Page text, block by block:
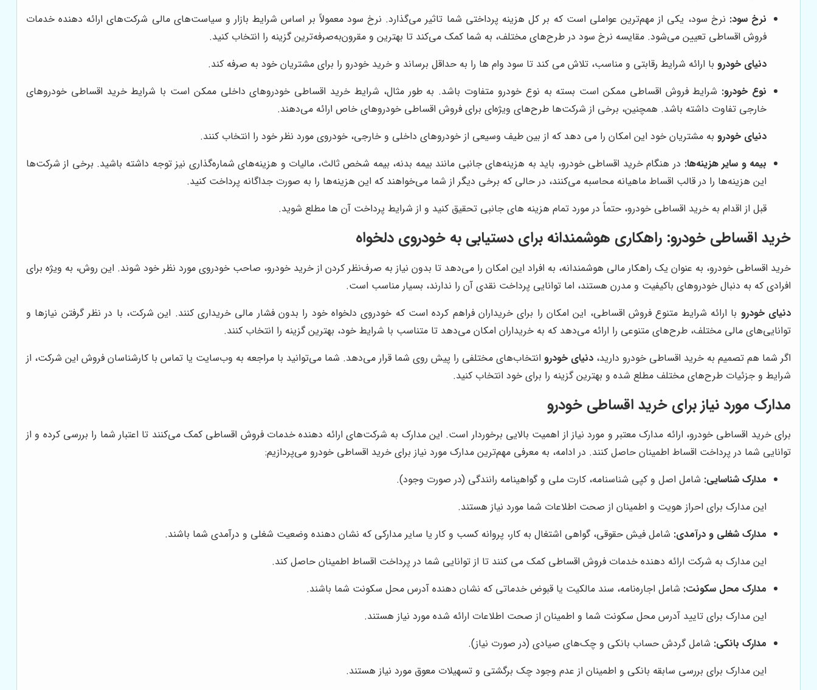
نرخ سود: نرخ سود، یکی از مهم‌ترین عواملی است که بر کل هزینه پرداختی شما تاثیر می‌گذارد. نرخ سود معمولاً بر اساس شرایط بازار و سیاست‌های مالی شرکت‌های ارائه دهنده خدمات
فروش اقساطی تعیین می‌شود. مقایسه نرخ سود در طرح‌های مختلف، به شما کمک می‌کند تا بهترین و مقرون‌به‌صرفه‌ترین گزینه را انتخاب کنید.
دنیای خودرو با ارائه شرایط رقابتی و مناسب، تلاش می کند تا سود وام ها را به حداقل برساند و خرید خودرو را برای مشتریان خود به صرفه کند.
نوع خودرو: شرایط فروش اقساطی ممکن است بسته به نوع خودرو متفاوت باشد. به طور مثال، شرایط خرید اقساطی خودروهای داخلی ممکن است با شرایط خرید اقساطی خودروهای
خارجی تفاوت داشته باشد. همچنین، برخی از شرکت‌ها طرح‌های ویژه‌ای برای فروش اقساطی خودروهای خاص ارائه می‌دهند.
دنیای خودرو به مشتریان خود این امکان را می دهد که از بین طیف وسیعی از خودروهای داخلی و خارجی، خودروی مورد نظر خود را انتخاب کنند.
بیمه و سایر هزینه‌ها: در هنگام خرید اقساطی خودرو، باید به هزینه‌های جانبی مانند بیمه بدنه، بیمه شخص ثالث، مالیات و هزینه‌های شماره‌گذاری نیز توجه داشته باشید. برخی از شرکت‌ها
این هزینه‌ها را در قالب اقساط ماهیانه محاسبه می‌کنند، در حالی که برخی دیگر از شما می‌خواهند که این هزینه‌ها را به صورت جداگانه پرداخت کنید.
قبل از اقدام به خرید اقساطی خودرو، حتماً در مورد تمام هزینه های جانبی تحقیق کنید و از شرایط پرداخت آن ها مطلع شوید.
خرید اقساطی خودرو: راهکاری هوشمندانه برای دستیابی به خودروی دلخواه
خرید اقساطی خودرو، به عنوان یک راهکار مالی هوشمندانه، به افراد این امکان را می‌دهد تا بدون نیاز به صرف‌نظر کردن از خرید خودرو، صاحب خودروی مورد نظر خود شوند. این روش، به ویژه برای
افرادی که به دنبال خودروهای باکیفیت و مدرن هستند، اما توانایی پرداخت نقدی آن را ندارند، بسیار مناسب است.
دنیای خودرو با ارائه شرایط متنوع فروش اقساطی، این امکان را برای خریداران فراهم کرده است که خودروی دلخواه خود را بدون فشار مالی خریداری کنند. این شرکت، با در نظر گرفتن نیازها و
توانایی‌های مالی مختلف، طرح‌های متنوعی را ارائه می‌دهد که به خریداران امکان می‌دهد تا متناسب با شرایط خود، بهترین گزینه را انتخاب کنند.
اگر شما هم تصمیم به خرید اقساطی خودرو دارید، دنیای خودرو انتخاب‌های مختلفی را پیش روی شما قرار می‌دهد. شما می‌توانید با مراجعه به وب‌سایت یا تماس با کارشناسان فروش این شرکت، از
شرایط و جزئیات طرح‌های مختلف مطلع شده و بهترین گزینه را برای خود انتخاب کنید.
مدارک مورد نیاز برای خرید اقساطی خودرو
برای خرید اقساطی خودرو، ارائه مدارک معتبر و مورد نیاز از اهمیت بالایی برخوردار است. این مدارک به شرکت‌های ارائه دهنده خدمات فروش اقساطی کمک می‌کنند تا اعتبار شما را بررسی کرده و از
توانایی شما در پرداخت اقساط اطمینان حاصل کنند. در ادامه، به معرفی مهم‌ترین مدارک مورد نیاز برای خرید اقساطی خودرو می‌پردازیم:
مدارک شناسایی: شامل اصل و کپی شناسنامه، کارت ملی و گواهینامه رانندگی (در صورت وجود).
این مدارک برای احراز هویت و اطمینان از صحت اطلاعات شما مورد نیاز هستند.
مدارک شغلی و درآمدی: شامل فیش حقوقی، گواهی اشتغال به کار، پروانه کسب و کار یا سایر مدارکی که نشان دهنده وضعیت شغلی و درآمدی شما باشند.
این مدارک به شرکت ارائه دهنده خدمات فروش اقساطی کمک می کنند تا از توانایی شما در پرداخت اقساط اطمینان حاصل کند.
مدارک محل سکونت: شامل اجاره‌نامه، سند مالکیت یا قبوض خدماتی که نشان دهنده آدرس محل سکونت شما باشند.
این مدارک برای تایید آدرس محل سکونت شما و اطمینان از صحت اطلاعات ارائه شده مورد نیاز هستند.
مدارک بانکی: شامل گردش حساب بانکی و چک‌های صیادی (در صورت نیاز).
این مدارک برای بررسی سابقه بانکی و اطمینان از عدم وجود چک برگشتی و تسهیلات معوق مورد نیاز هستند.